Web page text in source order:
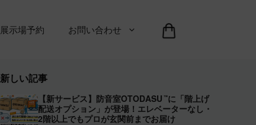
展示場予約 お問い合わせ
新しい記事
【新サービス】防音室OTODASU ™に「階上げ
配送オプション」が登場！エレベーターなし・
2階以上でもプロが玄関前までお届け